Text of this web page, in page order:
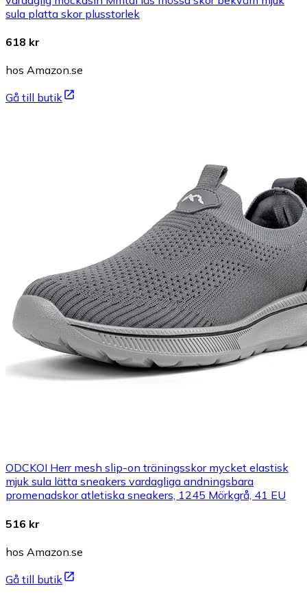
sula platta skor plusstorlek
618 kr
hos Amazon.se
Gå till butik
ODCKOI Herr mesh slip-on träningsskor mycket elastisk
mjuk sula lätta sneakers vardagliga andningsbara
promenadskor atletiska sneakers, 1245 Mörkgrå, 41 EU
516 kr
hos Amazon.se
Gå till butik